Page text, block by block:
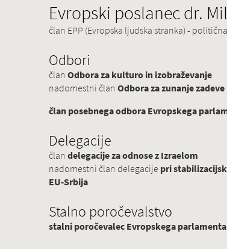
Evropski poslanec dr.
član EPP (Evropska ljudska stranka) -
Odbori
članOdbora za kulturo in izobraževanje
nadomestni članOdbora za zunanje zadeve
član posebnega odbora Evropskega
Delegacije
člandelegacije za odnose z Izraelom
nadomestni član delegacije pri
EU-Srbija
Stalno poročevalstvo
stalni poročevalec Evropskega